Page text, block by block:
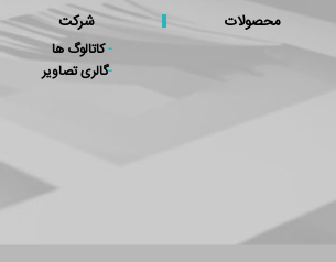
محصولات شرکت
-کاتالوگ ها
-گالری تصاویر